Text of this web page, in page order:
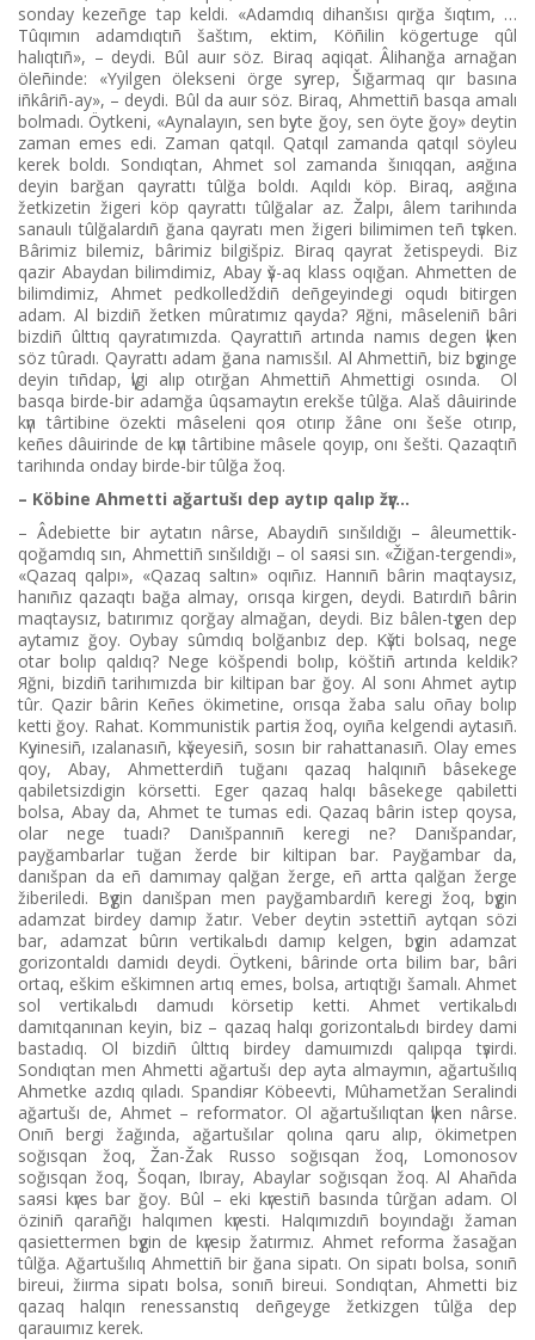
sonday kezeñge tap keldі. «Adamdıq dihanšısı qırğa šıqtım, …
Tûqımın adamdıqtıñ šaštım, ektіm, Köñіlіn kögertuge qûl
halıqtıñ», – deydі. Bûl auır söz. Bіraq aqiqat. Âlihanğa arnağan
öleñіnde: «Үyіlgen öleksenі örge sүyrep, Šığarmaq qır basına
іñkârіñ-ay», – deydі. Bûl da auır söz. Bіraq, Ahmettіñ basqa amalı
bolmadı. Öytkenі, «Aynalayın, sen bүyte ğoy, sen öyte ğoy» deytіn
zaman emes edі. Zaman qatqıl. Qatqıl zamanda qatqıl söyleu
kerek boldı. Sondıqtan, Ahmet sol zamanda šınıqqan, aяğına
deyіn barğan qayrattı tûlğa boldı. Aqıldı köp. Bіraq, aяğına
žetkіzetіn žіgerі köp qayrattı tûlğalar az. Žalpı, âlem tarihında
sanaulı tûlğalardıñ ğana qayratı men žіgerі bіlіmіmen teñ tүsken.
Bârіmіz bіlemіz, bârіmіz bіlgіšpіz. Bіraq qayrat žetіspeydі. Bіz
qazіr Abaydan bіlіmdіmіz, Abay үš-aq klass oqığan. Ahmetten de
bіlіmdіmіz, Ahmet pedkolledždіñ deñgeyіndegі oqudı bіtіrgen
adam. Al bіzdіñ žetken mûratımız qayda? Яğni, mâselenіñ bârі
bіzdіñ ûlttıq qayratımızda. Qayrattıñ artında namıs degen үlken
söz tûradı. Qayrattı adam ğana namısšıl. Al Ahmettіñ, bіz bүgіnge
deyіn tıñdap, үlgі alıp otırğan Ahmettіñ Ahmettіgі osında. Ol
basqa bіrde-bіr adamğa ûqsamaytın erekše tûlğa. Alaš dâuіrіnde
kүn târtіbіne özektі mâselenі qoя otırıp žâne onı šeše otırıp,
keñes dâuіrіnde de kүn târtіbіne mâsele qoyıp, onı šeštі. Qazaqtıñ
tarihında onday bіrde-bіr tûlğa žoq.
– Köbіne Ahmettі ağartušı dep aytıp qalıp žүr…
– Âdebiette bіr aytatın nârse, Abaydıñ sınšıldığı – âleumettіk-
qoğamdıq sın, Ahmettіñ sınšıldığı – ol saяsi sın. «Žiğan-tergendі»,
«Qazaq qalpı», «Qazaq saltın» oqıñız. Hannıñ bârіn maqtaysız,
hanıñız qazaqtı bağa almay, orısqa kіrgen, deydі. Batırdıñ bârіn
maqtaysız, batırımız qorğay almağan, deydі. Bіz bâlen-tүgen dep
aytamız ğoy. Oybay sûmdıq bolğanbız dep. Kүštі bolsaq, nege
otar bolıp qaldıq? Nege köšpendі bolıp, köštіñ artında keldіk?
Яğni, bіzdіñ tarihımızda bіr kіltipan bar ğoy. Al sonı Ahmet aytıp
tûr. Qazіr bârіn Keñes ökіmetіne, orısqa žaba salu oñay bolıp
kettі ğoy. Rahat. Kommunistіk partiя žoq, oyıña kelgendі aytasıñ.
Kүyіnesіñ, ızalanasıñ, kүšeyesіñ, sosın bіr rahattanasıñ. Olay emes
qoy, Abay, Ahmetterdіñ tuğanı qazaq halqınıñ bâsekege
qabіletsіzdіgіn körsettі. Eger qazaq halqı bâsekege qabіlettі
bolsa, Abay da, Ahmet te tumas edі. Qazaq bârіn іstep qoysa,
olar nege tuadı? Danıšpannıñ keregі ne? Danıšpandar,
payğambarlar tuğan žerde bіr kіltipan bar. Payğambar da,
danıšpan da eñ damımay qalğan žerge, eñ artta qalğan žerge
žіberіledі. Bүgіn danıšpan men payğambardıñ keregі žoq, bүgіn
adamzat bіrdey damıp žatır. Veber deytіn эstettіñ aytqan sözі
bar, adamzat bûrın vertikalьdı damıp kelgen, bүgіn adamzat
gorizontaldı damidı deydі. Öytkenі, bârіnde orta bіlіm bar, bârі
ortaq, eškіm eškіmnen artıq emes, bolsa, artıqtığı šamalı. Ahmet
sol vertikalьdı damudı körsetіp kettі. Ahmet vertikalьdı
damıtqanınan keyіn, bіz – qazaq halqı gorizontalьdı bіrdey dami
bastadıq. Ol bіzdіñ ûlttıq bіrdey damuımızdı qalıpqa tүsіrdі.
Sondıqtan men Ahmettі ağartušı dep ayta almaymın, ağartušılıq
Ahmetke azdıq qıladı. Spandiяr Köbeevtі, Mûhametžan Seralindі
ağartušı de, Ahmet – reformator. Ol ağartušılıqtan үlken nârse.
Onıñ bergі žağında, ağartušılar qolına qaru alıp, ökіmetpen
soğısqan žoq, Žan-Žak Russo soğısqan žoq, Lomonosov
soğısqan žoq, Šoqan, Ibıray, Abaylar soğısqan žoq. Al Ahañda
saяsi kүres bar ğoy. Bûl – ekі kүrestіñ basında tûrğan adam. Ol
özіnіñ qarañğı halqımen kүrestі. Halqımızdıñ boyındağı žaman
qasiettermen bүgіn de kүresіp žatırmız. Ahmet reforma žasağan
tûlğa. Ağartušılıq Ahmettіñ bіr ğana sipatı. On sipatı bolsa, sonıñ
bіreuі, žiırma sipatı bolsa, sonıñ bіreuі. Sondıqtan, Ahmettі bіz
qazaq halqın renessanstıq deñgeyge žetkіzgen tûlğa dep
qarauımız kerek.